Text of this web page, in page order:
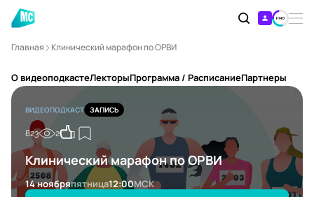
Главная Клинический марафон по ОРВИ
О видеоподкастеЛекторыПрограмма / РасписаниеПартнеры
ВИДЕОПОДКАСТ ЗАПИСЬ
823 2
Клинический марафон по ОРВИ
14 ноябряпятница12:00МСК